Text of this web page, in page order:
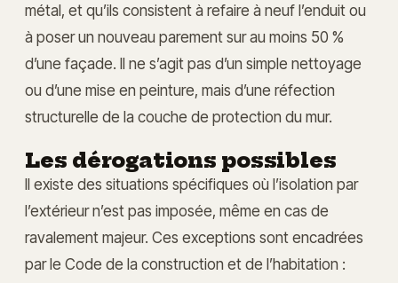
métal, et qu’ils consistent à refaire à neuf l’enduit ou
à poser un nouveau parement sur au moins 50 %
d’une façade. Il ne s’agit pas d’un simple nettoyage
ou d’une mise en peinture, mais d’une réfection
structurelle de la couche de protection du mur.
Les dérogations possibles
Il existe des situations spécifiques où l’isolation par
l’extérieur n’est pas imposée, même en cas de
ravalement majeur. Ces exceptions sont encadrées
par le Code de la construction et de l’habitation :